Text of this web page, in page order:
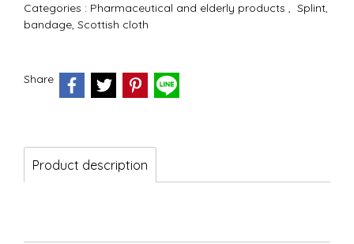
Categories : Pharmaceutical and elderly products , Splint,
bandage, Scottish cloth
Share
Product description